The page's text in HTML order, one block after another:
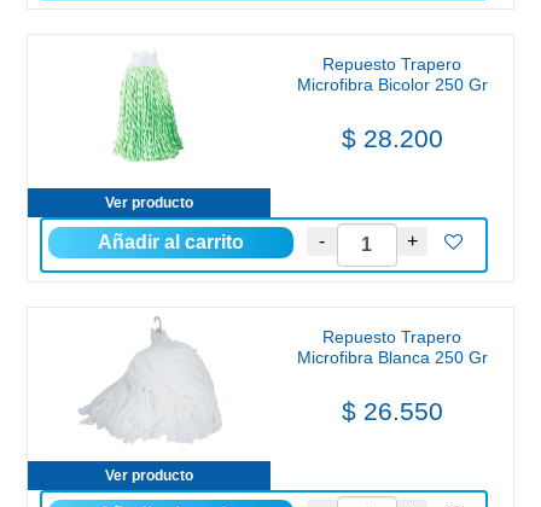
Ver producto
Repuesto Trapero
Microfibra Bicolor 250 Gr
$ 28.200
Ver producto
Repuesto Trapero
Microfibra Blanca 250 Gr
$ 26.550